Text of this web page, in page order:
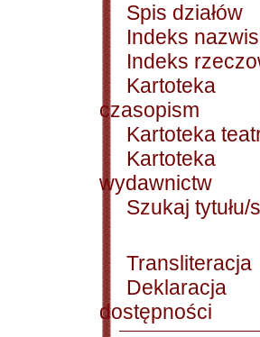
Spis działów
Indeks
Indeks
Kartoteka
czasopism
Kartoteka
Kartoteka
wydawnictw
Szukaj tytułu/
Transliteracja
Deklaracja
dostępności